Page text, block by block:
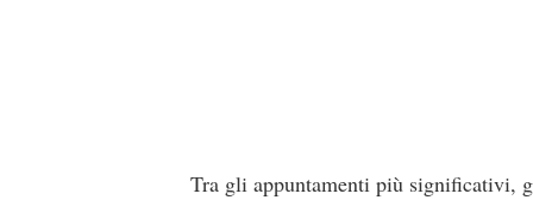
Tra gli appuntamenti più significativi,